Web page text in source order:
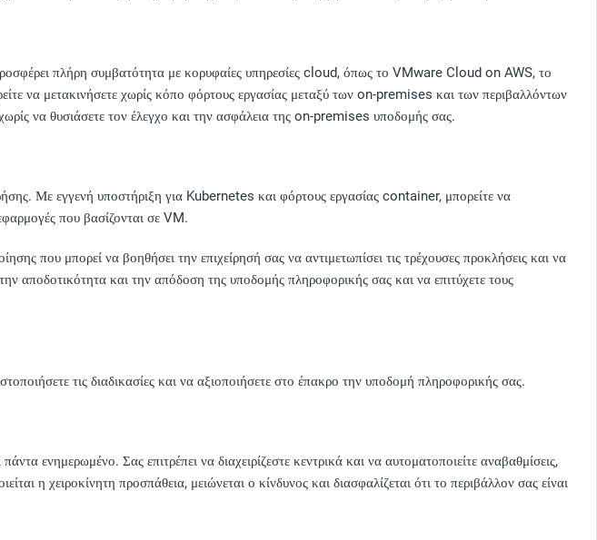
πλήρη συμβατότητα με κορυφαίες υπηρεσίες cloud, όπως το VMware Cloud on AWS, το
μετακινήσετε χωρίς κόπο φόρτους εργασίας μεταξύ των on-premises και των περιβαλλόντων
να θυσιάσετε τον έλεγχο και την ασφάλεια της on-premises υποδομής σας.
Με εγγενή υποστήριξη για Kubernetes και φόρτους εργασίας container, μπορείτε να
που βασίζονται σε VM.
που μπορεί να βοηθήσει την επιχείρησή σας να αντιμετωπίσει τις τρέχουσες προκλήσεις και να
αποδοτικότητα και την απόδοση της υποδομής πληροφορικής σας και να επιτύχετε τους
τις διαδικασίες και να αξιοποιήσετε στο έπακρο την υποδομή πληροφορικής σας.
ενημερωμένο. Σας επιτρέπει να διαχειρίζεστε κεντρικά και να αυτοματοποιείτε αναβαθμίσεις,
η χειροκίνητη προσπάθεια, μειώνεται ο κίνδυνος και διασφαλίζεται ότι το περιβάλλον σας είναι